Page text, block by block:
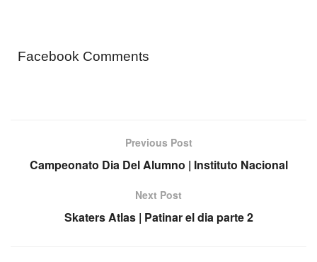
Facebook Comments
Previous Post
Campeonato Dia Del Alumno | Instituto Nacional
Next Post
Skaters Atlas | Patinar el dia parte 2